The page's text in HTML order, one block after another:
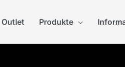
Outlet Produkte